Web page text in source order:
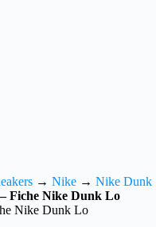
→ Nike → Nike Dunk
Fiche Nike Dunk Lo
Nike Dunk Lo